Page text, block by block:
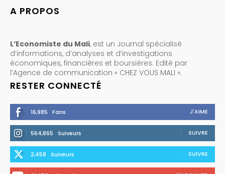
A PROPOS
L’Economiste du Mali, est un Journal spécialisé
d’informations, d’analyses et d’investigations
économiques, financières et boursières. Edité par
l’Agence de communication « CHEZ VOUS MALI ».
RESTER CONNECTÉ
16,985 Fans J'AIME
564,865 Suiveurs SUIVRE
2,458 Suiveurs SUIVRE